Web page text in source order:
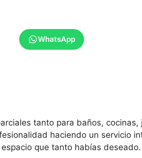
WhatsApp
tanto para baños,
haciendo un servicio
que tanto habías deseado.